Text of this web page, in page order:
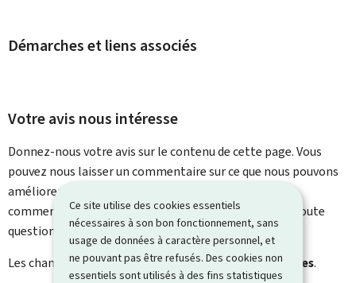
Ce site utilise des cookies essentiels
nécessaires à son bon fonctionnement, sans
usage de données à caractère personnel, et
ne pouvant pas être refusés. Des cookies non
essentiels sont utilisés à des fins statistiques
Démarches et liens associés
Votre avis nous intéresse
Donnez-nous votre avis sur le contenu de cette page. Vous
pouvez nous laisser un commentaire sur ce que nous pouvons
améliorer. Vous ne recevrez pas de réponse à votre
commentaire. Utilisez le formulaire de contact pour toute
question particulière.
Les champs marqués d’une étoile ( * ) sontobligatoires.